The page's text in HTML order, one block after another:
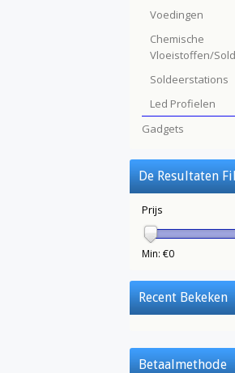
Voedingen
Chemische
Vloeistoffen/
Soldeerstations
Led Profielen
Gadgets
De Resultaten
Prijs
Min: €0
Recent Bekeken
Betaalmethode